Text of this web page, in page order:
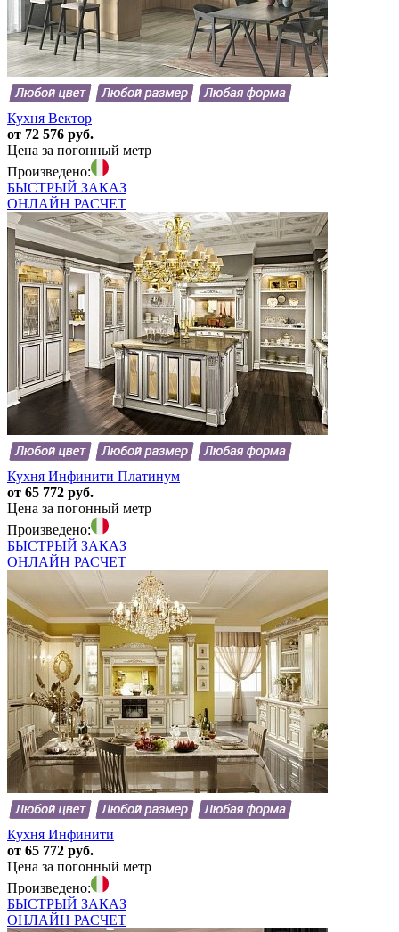
Кухня Вектор
от 72 576 руб.
Цена за погонный метр
Произведено:
БЫСТРЫЙ ЗАКАЗ
ОНЛАЙН РАСЧЕТ
Кухня Инфинити Платинум
от 65 772 руб.
Цена за погонный метр
Произведено:
БЫСТРЫЙ ЗАКАЗ
ОНЛАЙН РАСЧЕТ
Кухня Инфинити
от 65 772 руб.
Цена за погонный метр
Произведено:
БЫСТРЫЙ ЗАКАЗ
ОНЛАЙН РАСЧЕТ